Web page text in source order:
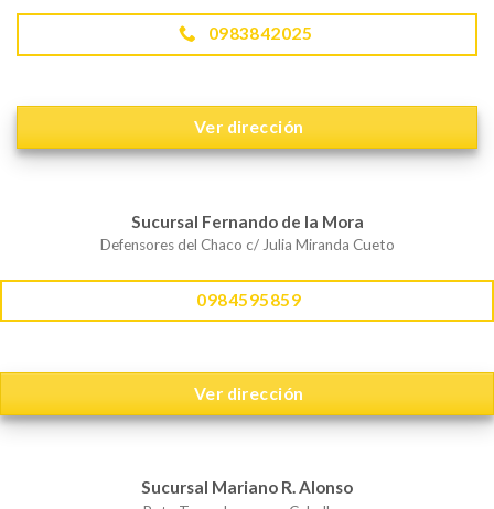
0983842025
Ver dirección
Sucursal Fernando de la Mora
Defensores del Chaco c/ Julia Miranda Cueto
0984595859
Ver dirección
Sucursal Mariano R. Alonso